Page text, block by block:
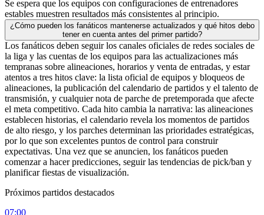
Se espera que los equipos con configuraciones de entrenadores
estables muestren resultados más consistentes al principio.
¿Cómo pueden los fanáticos mantenerse actualizados y qué hitos debo
tener en cuenta antes del primer partido?
Los fanáticos deben seguir los canales oficiales de redes sociales de
la liga y las cuentas de los equipos para las actualizaciones más
tempranas sobre alineaciones, horarios y venta de entradas, y estar
atentos a tres hitos clave: la lista oficial de equipos y bloqueos de
alineaciones, la publicación del calendario de partidos y el talento de
transmisión, y cualquier nota de parche de pretemporada que afecte
el meta competitivo. Cada hito cambia la narrativa: las alineaciones
establecen historias, el calendario revela los momentos de partidos
de alto riesgo, y los parches determinan las prioridades estratégicas,
por lo que son excelentes puntos de control para construir
expectativas. Una vez que se anuncien, los fanáticos pueden
comenzar a hacer predicciones, seguir las tendencias de pick/ban y
planificar fiestas de visualización.
Próximos partidos destacados
07:00